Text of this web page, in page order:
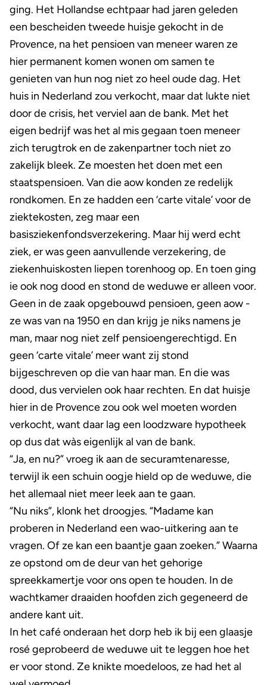
ging. Het Hollandse echtpaar had jaren geleden
een bescheiden tweede huisje gekocht in de
Provence, na het pensioen van meneer waren ze
hier permanent komen wonen om samen te
genieten van hun nog niet zo heel oude dag. Het
huis in Nederland zou verkocht, maar dat lukte niet
door de crisis, het verviel aan de bank. Met het
eigen bedrijf was het al mis gegaan toen meneer
zich terugtrok en de zakenpartner toch niet zo
zakelijk bleek. Ze moesten het doen met een
staatspensioen. Van die aow konden ze redelijk
rondkomen. En ze hadden een ‘carte vitale’ voor de
ziektekosten, zeg maar een
basisziekenfondsverzekering. Maar hij werd echt
ziek, er was geen aanvullende verzekering, de
ziekenhuiskosten liepen torenhoog op. En toen ging
ie ook nog dood en stond de weduwe er alleen voor.
Geen in de zaak opgebouwd pensioen, geen aow -
ze was van na 1950 en dan krijg je niks namens je
man, maar nog niet zelf pensioengerechtigd. En
geen ‘carte vitale’ meer want zij stond
bijgeschreven op die van haar man. En die was
dood, dus vervielen ook haar rechten. En dat huisje
hier in de Provence zou ook wel moeten worden
verkocht, want daar lag een loodzware hypotheek
op dus dat wàs eigenlijk al van de bank.
“Ja, en nu?” vroeg ik aan de securamtenaresse,
terwijl ik een schuin oogje hield op de weduwe, die
het allemaal niet meer leek aan te gaan.
“Nu niks”, klonk het droogjes. “Madame kan
proberen in Nederland een wao-uitkering aan te
vragen. Of ze kan een baantje gaan zoeken.” Waarna
ze opstond om de deur van het gehorige
spreekkamertje voor ons open te houden. In de
wachtkamer draaiden hoofden zich gegeneerd de
andere kant uit.
In het café onderaan het dorp heb ik bij een glaasje
rosé geprobeerd de weduwe uit te leggen hoe het
er voor stond. Ze knikte moedeloos, ze had het al